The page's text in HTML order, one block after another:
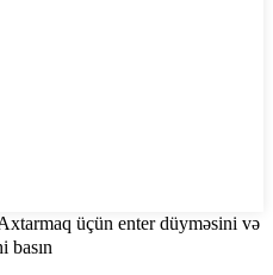
üçün enter düyməsini və
basın